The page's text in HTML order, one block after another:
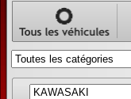
Annonce
véhicule
occasion